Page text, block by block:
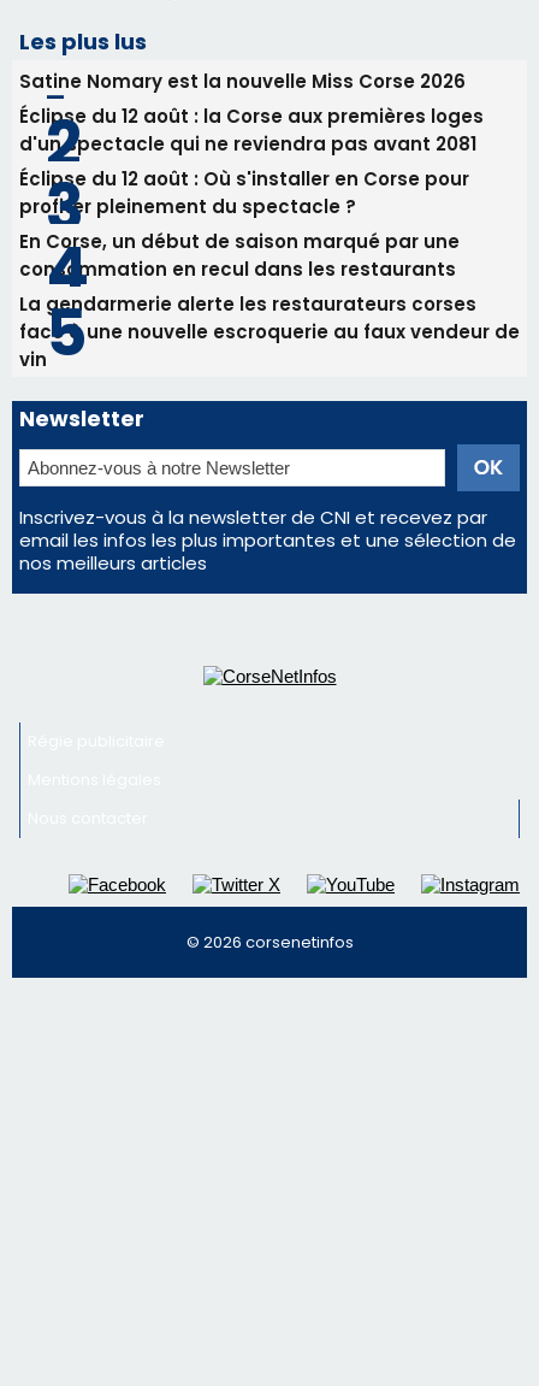
Les plus lus
Satine Nomary est la nouvelle Miss Corse 2026
Éclipse du 12 août : la Corse aux premières loges
d'un spectacle qui ne reviendra pas avant 2081
Éclipse du 12 août : Où s'installer en Corse pour
profiter pleinement du spectacle ?
En Corse, un début de saison marqué par une
consommation en recul dans les restaurants
La gendarmerie alerte les restaurateurs corses
face à une nouvelle escroquerie au faux vendeur de
vin
Newsletter
Inscrivez-vous à la newsletter de CNI et recevez par
email les infos les plus importantes et une sélection de
nos meilleurs articles
© 2026 corsenetinfos